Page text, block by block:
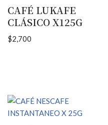
CAFÉ LUKAFE
CLÁSICO X125G
$2,700